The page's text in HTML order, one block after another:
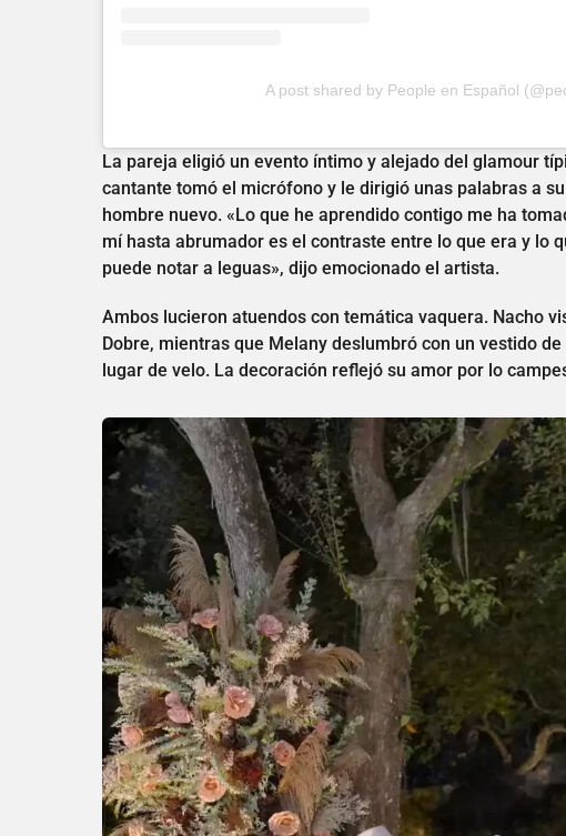
A post shared by People en Español
La pareja eligió un evento íntimo y alejado del glamour
cantante tomó el micrófono y le dirigió unas palabras a
hombre nuevo. «Lo que he aprendido contigo me ha
mí hasta abrumador es el contraste entre lo que era y lo
puede notar a leguas», dijo emocionado el artista.
Ambos lucieron atuendos con temática vaquera. Nacho
Dobre, mientras que Melany deslumbró con un vestido
lugar de velo. La decoración reflejó su amor por lo